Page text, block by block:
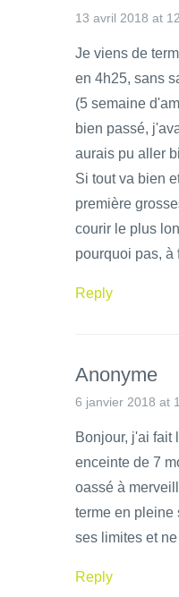
13 avril 2018 at
Je viens de
en 4h25, sans
(5 semaine
bien passé,
aurais pu aller
Si tout va bien
première
courir le plus
pourquoi pas, à
Reply
Anonyme
6 janvier 2018 at
Bonjour, j'ai fait
enceinte de 7
oassé à
terme en pleine
ses limites et
Reply